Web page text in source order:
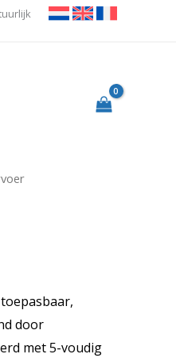
door
met 5-voudig